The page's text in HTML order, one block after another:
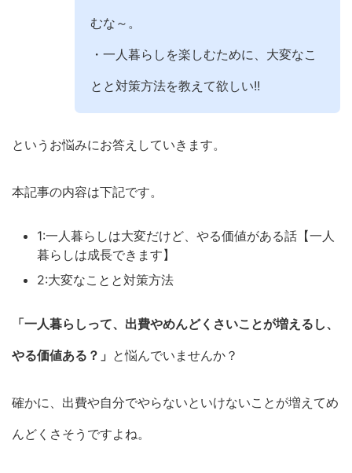
むな～。
・一人暮らしを楽しむために、大変なこ
とと対策方法を教えて欲しい!!
というお悩みにお答えしていきます。
本記事の内容は下記です。
1:一人暮らしは大変だけど、やる価値がある話【一人
暮らしは成長できます】
2:大変なことと対策方法
「一人暮らしって、出費やめんどくさいことが増えるし、
やる価値ある？」 と悩んでいませんか？
確かに、出費や自分でやらないといけないことが増えてめ
んどくさそうですよね。